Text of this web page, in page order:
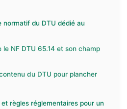
normatif du DTU dédié au
le NF DTU 65.14 et son champ
du DTU pour plancher
règles réglementaires pour un